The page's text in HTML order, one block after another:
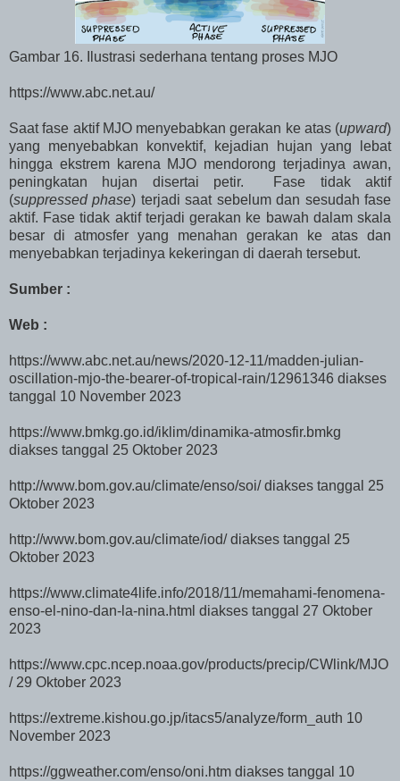
Gambar 16. Ilustrasi sederhana tentang proses MJO
https://www.abc.net.au/
Saat fase aktif MJO menyebabkan gerakan ke atas (upward)
yang menyebabkan konvektif, kejadian hujan yang lebat
hingga ekstrem karena MJO mendorong terjadinya awan,
peningkatan hujan disertai petir. Fase tidak aktif
(suppressed phase) terjadi saat sebelum dan sesudah fase
aktif. Fase tidak aktif terjadi gerakan ke bawah dalam skala
besar di atmosfer yang menahan gerakan ke atas dan
menyebabkan terjadinya kekeringan di daerah tersebut.
Sumber :
Web :
https://www.abc.net.au/news/2020-12-11/madden-julian-
oscillation-mjo-the-bearer-of-tropical-rain/12961346 diakses
tanggal 10 November 2023
https://www.bmkg.go.id/iklim/dinamika-atmosfir.bmkg
diakses tanggal 25 Oktober 2023
http://www.bom.gov.au/climate/enso/soi/ diakses tanggal 25
Oktober 2023
http://www.bom.gov.au/climate/iod/ diakses tanggal 25
Oktober 2023
https://www.climate4life.info/2018/11/memahami-fenomena-
enso-el-nino-dan-la-nina.html diakses tanggal 27 Oktober
2023
https://www.cpc.ncep.noaa.gov/products/precip/CWlink/MJO
/ 29 Oktober 2023
https://extreme.kishou.go.jp/itacs5/analyze/form_auth 10
November 2023
https://ggweather.com/enso/oni.htm diakses tanggal 10